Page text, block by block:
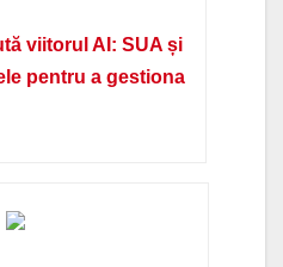
viitorul AI: SUA și
pentru a gestiona